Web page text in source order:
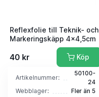
Reflexfolie till Teknik- och
Markeringskäpp 4x4,5cm
40 kr Köp
Artikelnummer:
50100-
24
Webblager:
Fler än 5